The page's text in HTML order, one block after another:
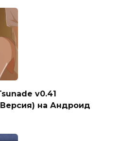
v0.41
на Андроид